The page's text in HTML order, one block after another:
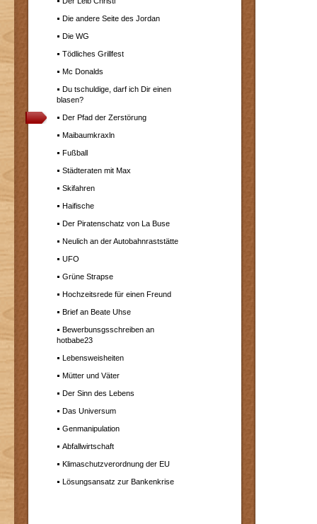
Die andere Seite des Jordan
Die WG
Tödliches Grillfest
Mc Donalds
Du tschuldige, darf ich Dir einen
blasen?
Der Pfad der Zerstörung
Maibaumkraxln
Fußball
Städteraten mit Max
Skifahren
Haifische
Der Piratenschatz von La Buse
Neulich an der Autobahnraststätte
UFO
Grüne Strapse
Hochzeitsrede für einen Freund
Brief an Beate Uhse
Bewerbunsgsschreiben an
hotbabe23
Lebensweisheiten
Mütter und Väter
Der Sinn des Lebens
Das Universum
Genmanipulation
Abfallwirtschaft
Klimaschutzverordnung der EU
Lösungsansatz zur Bankenkrise